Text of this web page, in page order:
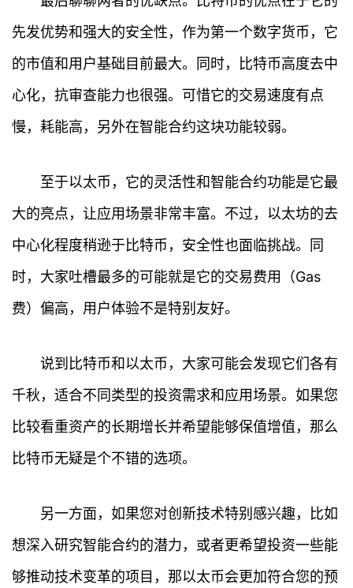
行
情
快
讯
科
先发优势和强大的安全性，作为第一个数字货币，它
的市值和用户基础目前最大。同时，比特币高度去中
心化，抗审查能力也很强。可惜它的交易速度有点
慢，耗能高，另外在智能合约这块功能较弱。
至于以太币，它的灵活性和智能合约功能是它最
大的亮点，让应用场景非常丰富。不过，以太坊的去
中心化程度稍逊于比特币，安全性也面临挑战。同
时，大家吐槽最多的可能就是它的交易费用（Gas
费）偏高，用户体验不是特别友好。
说到比特币和以太币，大家可能会发现它们各有
千秋，适合不同类型的投资需求和应用场景。如果您
比较看重资产的长期增长并希望能够保值增值，那么
比特币无疑是个不错的选项。
另一方面，如果您对创新技术特别感兴趣，比如
想深入研究智能合约的潜力，或者更希望投资一些能
够推动技术变革的项目，那以太币会更加符合您的预